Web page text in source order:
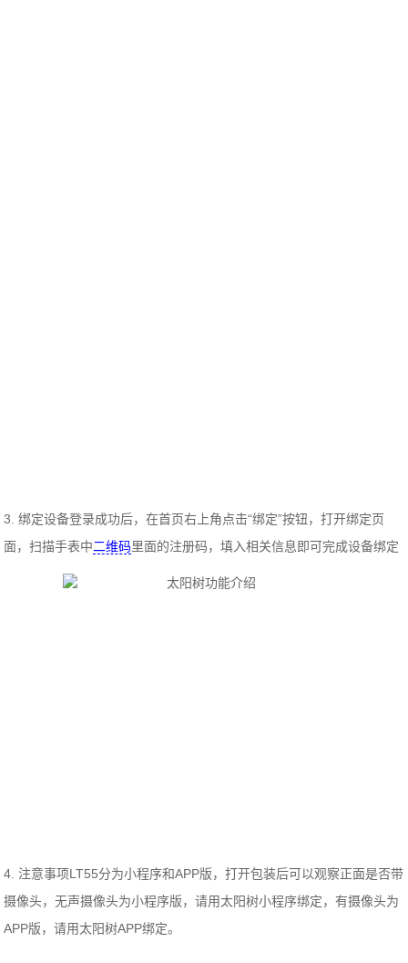
3. 绑定设备登录成功后，在首页右上角点击“绑定”按钮，打开绑定页
面，扫描手表中二维码里面的注册码，填入相关信息即可完成设备绑定
4. 注意事项LT55分为小程序和APP版，打开包装后可以观察正面是否带
摄像头，无声摄像头为小程序版，请用太阳树小程序绑定，有摄像头为
APP版，请用太阳树APP绑定。